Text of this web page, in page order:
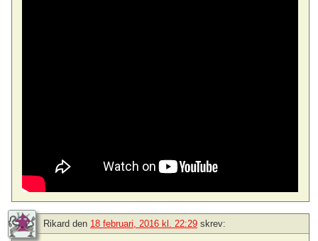
Rikard den 18 februari, 2016 kl. 22:29 skrev: